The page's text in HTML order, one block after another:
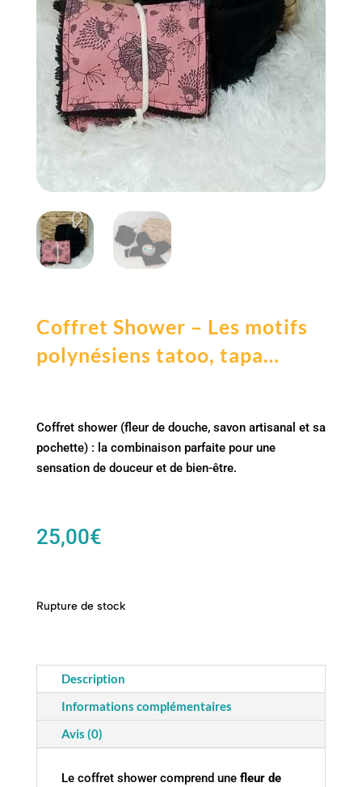
Coffret Shower – Les motifs
polynésiens tatoo, tapa…
Coffret shower (fleur de douche, savon artisanal et sa
pochette) : la combinaison parfaite pour une
sensation de douceur et de bien-être.
25,00€
Rupture de stock
Description
Informations complémentaires
Avis (0)
Le coffret shower comprend une fleur de